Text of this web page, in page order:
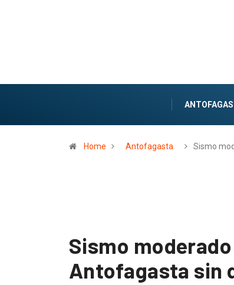
Home Antofagasta Sismo
Sismo
Antofagasta sin